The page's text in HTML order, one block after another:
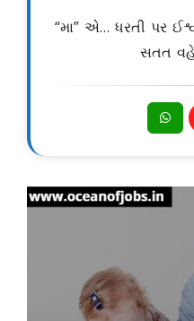
“મા” એ… ધરતી પર
સતત